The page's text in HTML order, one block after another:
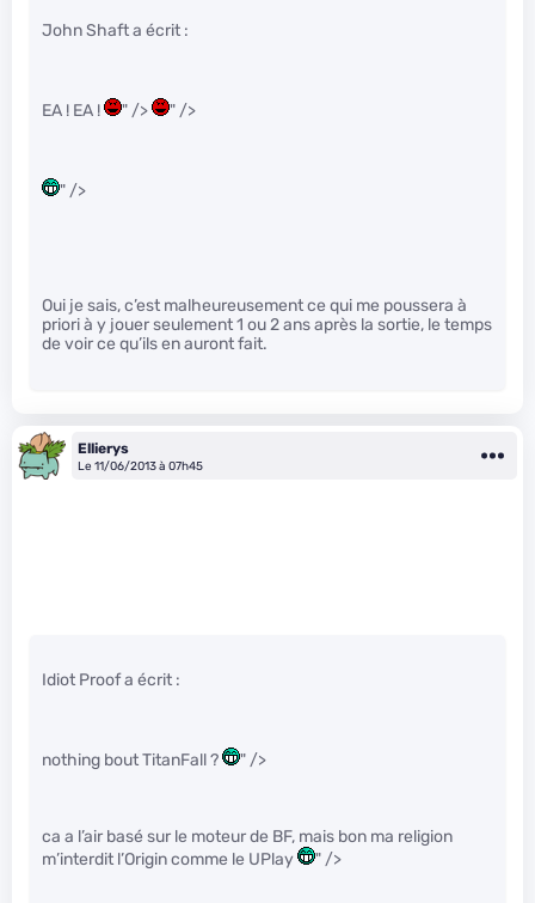
John Shaft a écrit :
EA ! EA ! " /> " />
" />
Oui je sais, c’est malheureusement ce qui me poussera à
priori à y jouer seulement 1 ou 2 ans après la sortie, le temps
de voir ce qu’ils en auront fait.
Ellierys
Le 11/06/2013 à 07h45
Idiot Proof a écrit :
nothing bout TitanFall ? " />
ca a l’air basé sur le moteur de BF, mais bon ma religion
m’interdit l’Origin comme le UPlay
" />